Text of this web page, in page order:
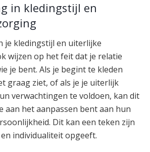
in kledingstijl en
je kledingstijl en uiterlijke
wijzen op het feit dat je relatie
je bent. Als je begint te kleden
graag ziet, of als je je uiterlijk
verwachtingen te voldoen, kan dit
aan het aanpassen bent aan hun
Dit kan een teken zijn
individualiteit opgeeft.